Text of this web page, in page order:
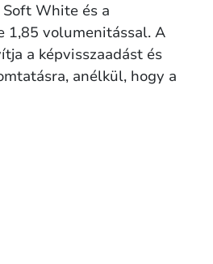
White és a
1,85 volumenitással. A
a képvisszaadást és
anélkül, hogy a